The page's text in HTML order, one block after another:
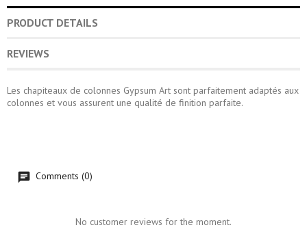
PRODUCT DETAILS
REVIEWS
Les chapiteaux de colonnes Gypsum Art sont parfaitement adaptés aux
colonnes et vous assurent une qualité de finition parfaite.
Comments (0)
No customer reviews for the moment.